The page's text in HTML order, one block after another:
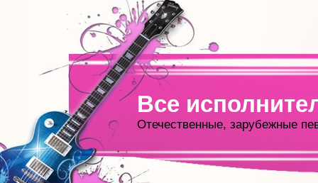
Все
Отечественные, зарубежные